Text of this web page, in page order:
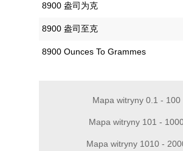
‎8900 盎司为克
‎8900 盎司至克
‎8900 Ounces To Grammes
Mapa witryny 0.1 - 100
Mapa witryny 101 -
Mapa witryny 1010 -